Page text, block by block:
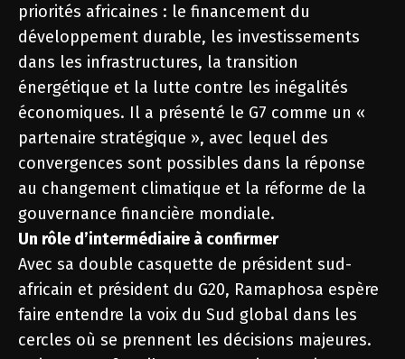
priorités africaines : le financement du
développement durable, les investissements
dans les infrastructures, la transition
énergétique et la lutte contre les inégalités
économiques. Il a présenté le G7 comme un «
partenaire stratégique », avec lequel des
convergences sont possibles dans la réponse
au changement climatique et la réforme de la
gouvernance financière mondiale.
Un rôle d’intermédiaire à confirmer
Avec sa double casquette de président sud-
africain et président du G20, Ramaphosa espère
faire entendre la voix du Sud global dans les
cercles où se prennent les décisions majeures.